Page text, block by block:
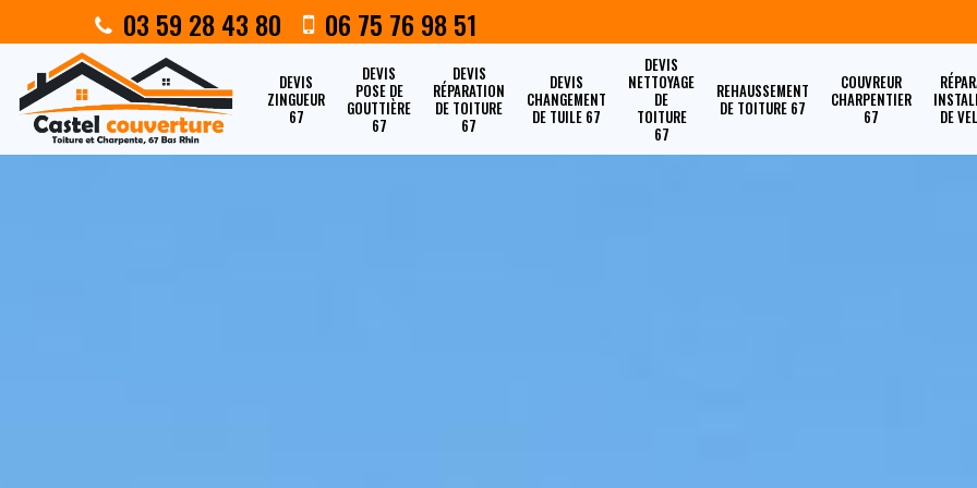
03 59 28 43 80 06 75 76 98 51
DEVIS
ZINGUEUR
67
DEVIS
POSE DE
GOUTTIÈRE
67
DEVIS
RÉPARATION
DE TOITURE
67
DEVIS
CHANGEMENT
DE TUILE 67
DEVIS
NETTOYAGE
DE
TOITURE
67
REHAUSSEMENT
DE TOITURE 67
COUVREUR
CHARPENTIER
67
DE